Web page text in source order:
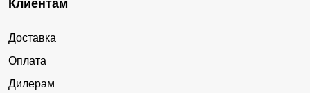
Клиентам
Доставка
Оплата
Дилерам